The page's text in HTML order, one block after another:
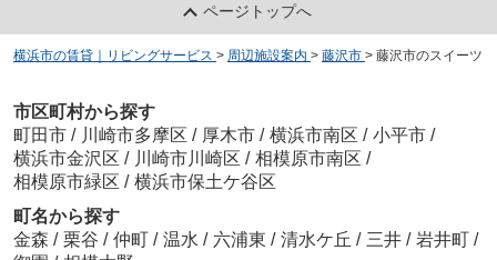
ページトップへ
横浜市の賃貸｜リビングサービス > 周辺施設案内 > 藤沢市 > 藤沢市のスイーツ
市区町村から探す
町田市 / 川崎市多摩区 / 厚木市 / 横浜市南区 / 小平市 /
横浜市金沢区 / 川崎市川崎区 / 相模原市南区 /
相模原市緑区 / 横浜市保土ケ谷区
町名から探す
金森 / 栗谷 / 仲町 / 温水 / 六浦東 / 清水ケ丘 / 三井 / 岩井町 /